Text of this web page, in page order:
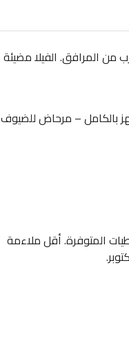
من المرافق. الفيلا مضيئة
بالكامل – مرحاض للضيوف
المتوفرة. أقل ملاءمة